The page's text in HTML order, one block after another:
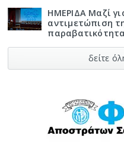
ΗΜΕΡΙΔΑ Μαζί
αντιμετώπιση
δείτε